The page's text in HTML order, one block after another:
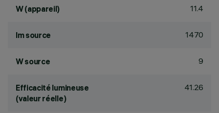
W (appareil) 11.4
lm source 1470
W source 9
Efficacité lumineuse
(valeur réelle)
41.26